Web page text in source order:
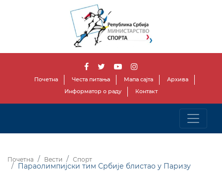
Почетна Честа питања Мапа сајта
Архива
Информатор о раду
Контакт
Почетна Вести Спорт
Параолимпијски тим Србије блистао у Паризу